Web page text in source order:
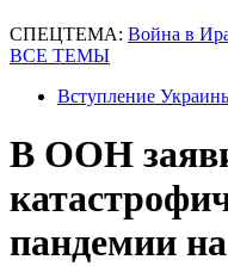
СПЕЦТЕМА: Война в
ВСЕ ТЕМЫ
Вступление
В ООН
пандемии